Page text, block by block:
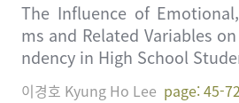
The Influence of
ms and Related Variables
ndency in High School
이경호 Kyung Ho Lee page: 45-72